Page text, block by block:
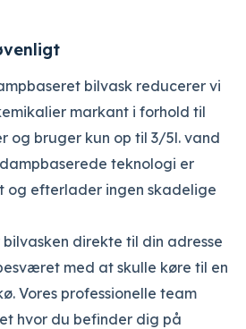
bilvask reducerer vi
markant i forhold til
og bruger kun op til 3/5l. vand
teknologi er
og efterlader ingen skadelige
direkte til din adresse
med at skulle køre til en
Vores professionelle team
hvor du befinder dig på